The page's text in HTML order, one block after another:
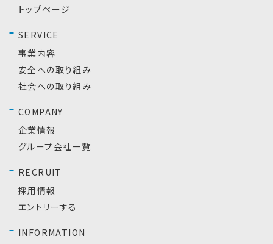
トップページ
SERVICE
事業内容
安全への取り組み
社会への取り組み
COMPANY
企業情報
グループ会社一覧
RECRUIT
採用情報
エントリーする
INFORMATION